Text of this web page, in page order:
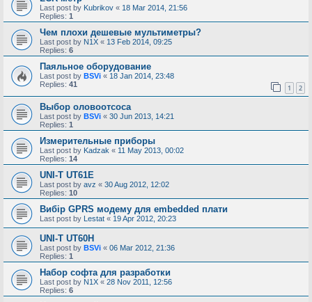
Last post by Kubrikov « 18 Mar 2014, 21:56
Replies: 1
Чем плохи дешевые мультиметры?
Last post by N1X « 13 Feb 2014, 09:25
Replies: 6
Паяльное оборудование
Last post by BSVi « 18 Jan 2014, 23:48
Replies: 41 1 2
Выбор оловоотсоса
Last post by BSVi « 30 Jun 2013, 14:21
Replies: 1
Измерительные приборы
Last post by Kadzak « 11 May 2013, 00:02
Replies: 14
UNI-T UT61E
Last post by avz « 30 Aug 2012, 12:02
Replies: 10
Вибір GPRS модему для embedded плати
Last post by Lestat « 19 Apr 2012, 20:23
UNI-T UT60H
Last post by BSVi « 06 Mar 2012, 21:36
Replies: 1
Набор софта для разработки
Last post by N1X « 28 Nov 2011, 12:56
Replies: 6